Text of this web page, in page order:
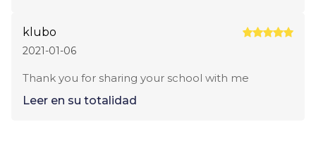
klubo
2021-01-06
Thank you for sharing your school with me
Leer en su totalidad